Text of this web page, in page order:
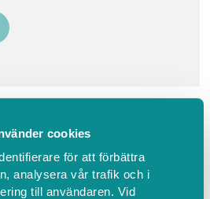
cookies
för att förbättra
analysera vår trafik och i
till användaren. Vid
vuxen med barn 0-